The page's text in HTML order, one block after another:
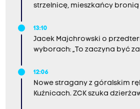
strzelnicę, mieszkańcy bronią
13:10
Jacek Majchrowski o
wyborach: „To zaczyna być
12:06
Nowe stragany z góralskim
Kuźnicach. ZCK szuka